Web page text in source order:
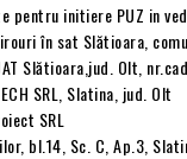
pentru initiere PUZ in
în sat Slătioara,
Slătioara,jud. Olt,
SRL, Slatina, jud. Olt
SRL
bl.14, Sc. C, Ap.3,